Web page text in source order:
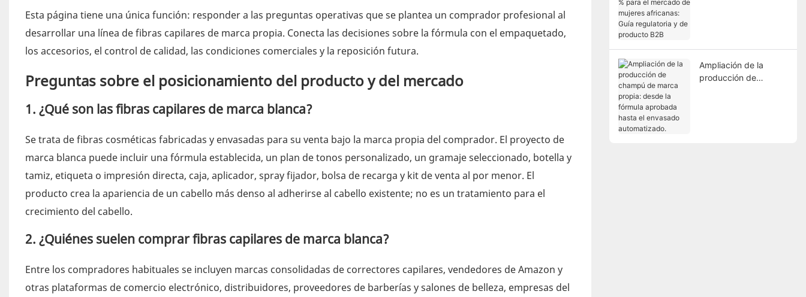
Esta página tiene una única función: responder a las preguntas operativas que se plantea un comprador profesional al
desarrollar una línea de fibras capilares de marca propia. Conecta las decisiones sobre la fórmula con el empaquetado,
los accesorios, el control de calidad, las condiciones comerciales y la reposición futura.
Preguntas sobre el posicionamiento del producto y del mercado
1. ¿Qué son las fibras capilares de marca blanca?
Se trata de fibras cosméticas fabricadas y envasadas para su venta bajo la marca propia del comprador. El proyecto de
marca blanca puede incluir una fórmula establecida, un plan de tonos personalizado, un gramaje seleccionado, botella y
tamiz, etiqueta o impresión directa, caja, aplicador, spray fijador, bolsa de recarga y kit de venta al por menor. El
producto crea la apariencia de un cabello más denso al adherirse al cabello existente; no es un tratamiento para el
crecimiento del cabello.
2. ¿Quiénes suelen comprar fibras capilares de marca blanca?
Entre los compradores habituales se incluyen marcas consolidadas de correctores capilares, vendedores de Amazon y
otras plataformas de comercio electrónico, distribuidores, proveedores de barberías y salones de belleza, empresas del
Ampliación de la
producción de